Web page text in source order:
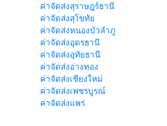
ค่าจัดส่งสุราษฎร์ธานี
ค่าจัดส่งสุโขทัย
ค่าจัดส่งหนองบัวลำภู
ค่าจัดส่งอุดรธานี
ค่าจัดส่งอุทัยธานี
ค่าจัดส่งอ่างทอง
ค่าจัดส่งเชียงใหม่
ค่าจัดส่งเพชรบูรณ์
ค่าจัดส่งแพร่